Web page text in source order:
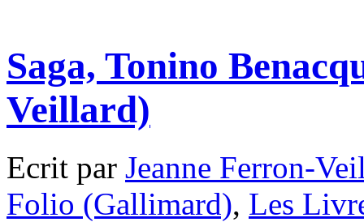
Saga, Tonino
Veillard)
Ecrit par Jeanne Ferron-
Folio (Gallimard), Les